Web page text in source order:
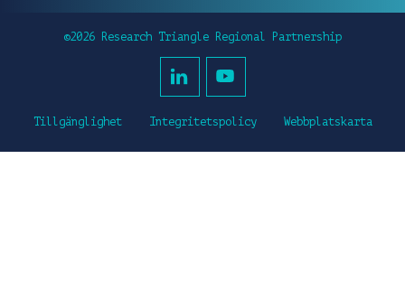
©2026 Research Triangle Regional Partnership
Tillgänglighet Integritetspolicy Webbplatskarta